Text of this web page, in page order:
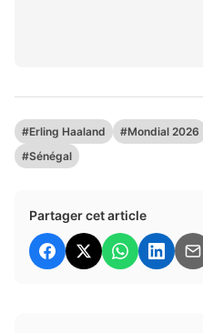
#Erling Haaland #Mondial 2026
#Sénégal
Partager cet article